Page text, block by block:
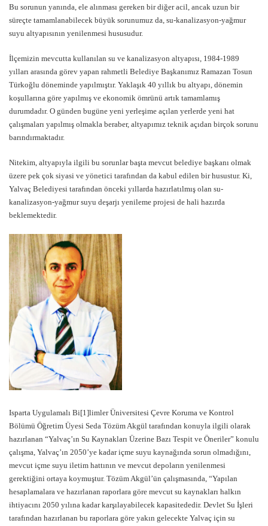
Bu sorunun yanında, ele alınması gereken bir diğer acil, ancak uzun bir
süreçte tamamlanabilecek büyük sorunumuz da, su-kanalizasyon-yağmur
suyu altyapısının yenilenmesi hususudur.
İlçemizin mevcutta kullanılan su ve kanalizasyon altyapısı, 1984-1989
yılları arasında görev yapan rahmetli Belediye Başkanımız Ramazan Tosun
Türkoğlu döneminde yapılmıştır. Yaklaşık 40 yıllık bu altyapı, dönemin
koşullarına göre yapılmış ve ekonomik ömrünü artık tamamlamış
durumdadır. O günden bugüne yeni yerleşime açılan yerlerde yeni hat
çalışmaları yapılmış olmakla beraber, altyapımız teknik açıdan birçok sorunu
barındırmaktadır.
Nitekim, altyapıyla ilgili bu sorunlar başta mevcut belediye başkanı olmak
üzere pek çok siyasi ve yönetici tarafından da kabul edilen bir husustur. Ki,
Yalvaç Belediyesi tarafından önceki yıllarda hazırlatılmış olan su-
kanalizasyon-yağmur suyu deşarjı yenileme projesi de hali hazırda
beklemektedir.
Isparta Uygulamalı Bi[1]limler Üniversitesi Çevre Koruma ve Kontrol
Bölümü Öğretim Üyesi Seda Tözüm Akgül tarafından konuyla ilgili olarak
hazırlanan “Yalvaç’ın Su Kaynakları Üzerine Bazı Tespit ve Öneriler” konulu
çalışma, Yalvaç’ın 2050’ye kadar içme suyu kaynağında sorun olmadığını,
mevcut içme suyu iletim hattının ve mevcut depoların yenilenmesi
gerektiğini ortaya koymuştur. Tözüm Akgül’ün çalışmasında, “Yapılan
hesaplamalara ve hazırlanan raporlara göre mevcut su kaynakları halkın
ihtiyacını 2050 yılına kadar karşılayabilecek kapasitededir. Devlet Su İşleri
tarafından hazırlanan bu raporlara göre yakın gelecekte Yalvaç için su